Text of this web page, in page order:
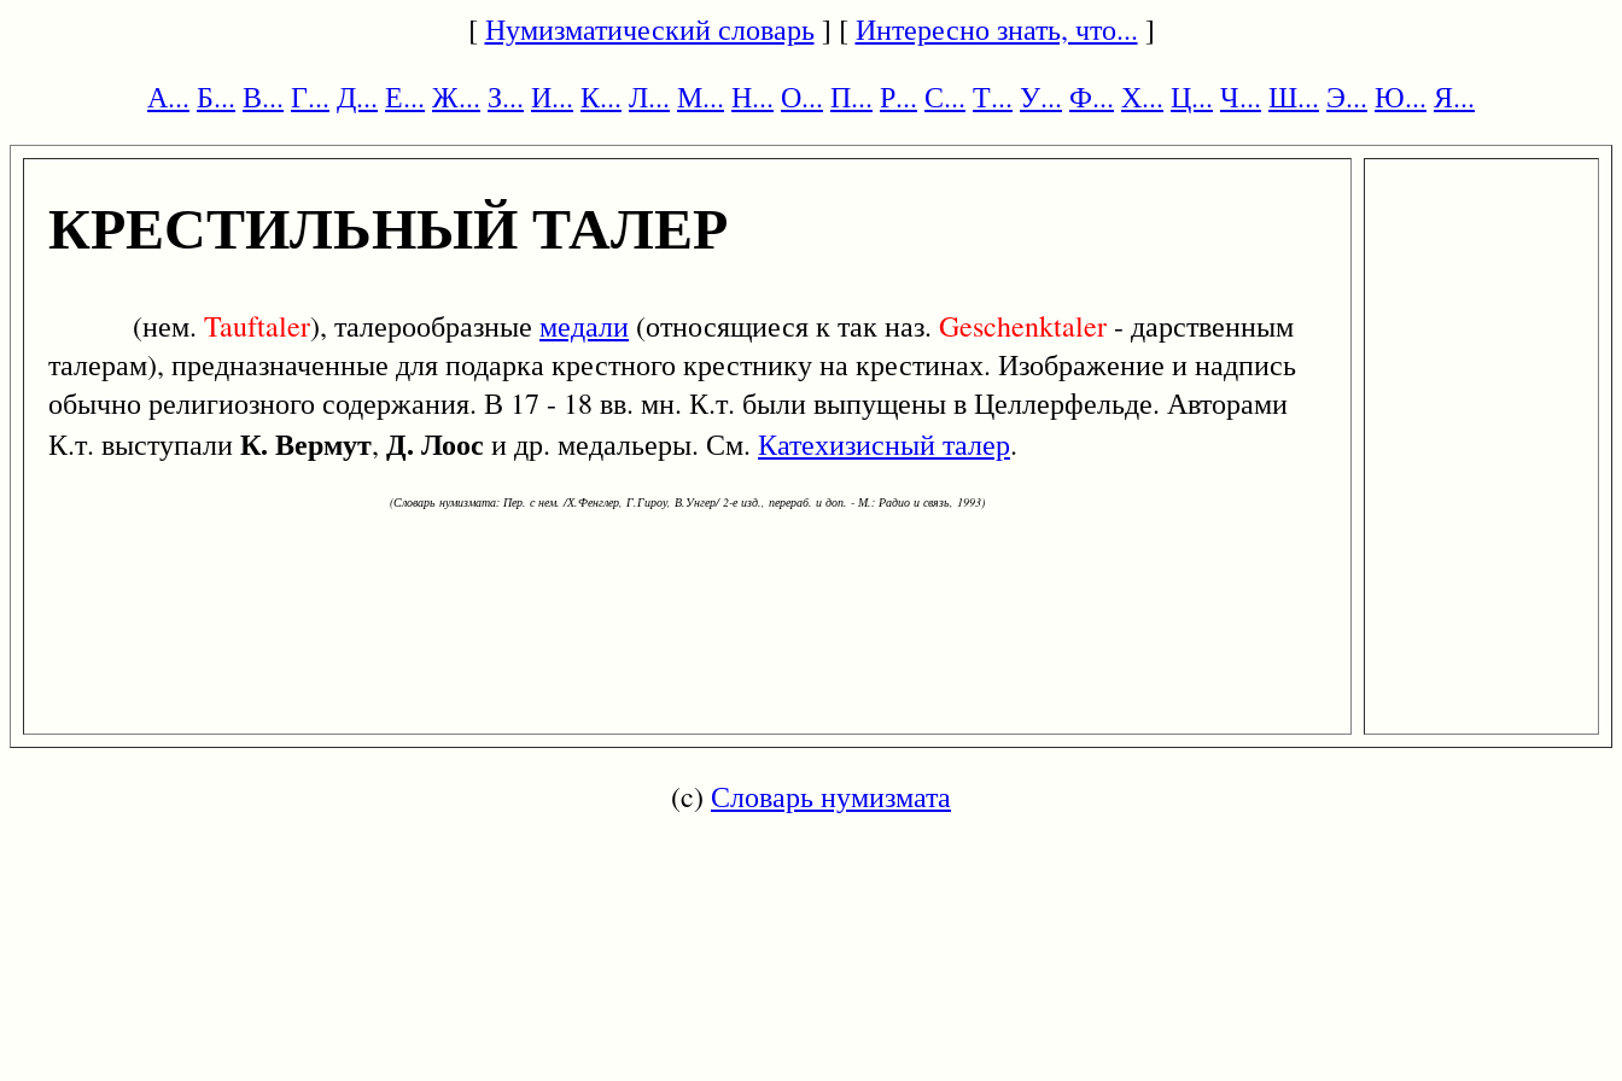
[Нумизматический словарь] [Интересно знать, что... ]
А... Б... В... Г... Д... Е... Ж... З... И... К... Л... М... Н... О... П... Р... С... Т... У... Ф... Х... Ц... Ч... Ш... Э... Ю... Я...
КРЕСТИЛЬНЫЙ ТАЛЕР
(нем. Tauftaler), талерообразные медали (относящиеся к так наз. Geschenktaler - дарственным
талерам), предназначенные для подарка крестного крестнику на крестинах. Изображение и надпись
обычно религиозного содержания. В 17 - 18 вв. мн. К.т. были выпущены в Целлерфельде. Авторами
К.т. выступалиК. Вермут, Д. Лоос и др. медальеры. См. Катехизисный талер.
(Словарь нумизмата: Пер. с нем. /Х.Фенглер, Г.Гироу, В.Унгер/ 2-е изд., перераб. и доп. - М.: Радио и связь, 1993)
(c) Словарь нумизмата